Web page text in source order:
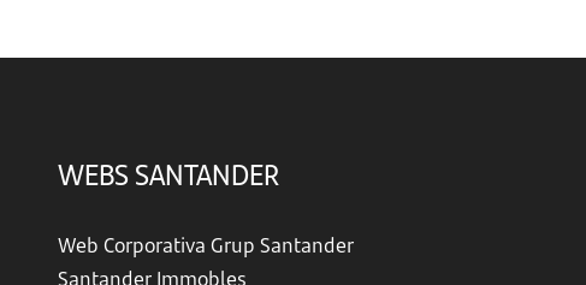
WEBS SANTANDER
Web Corporativa Grup Santander
Santander Immobles